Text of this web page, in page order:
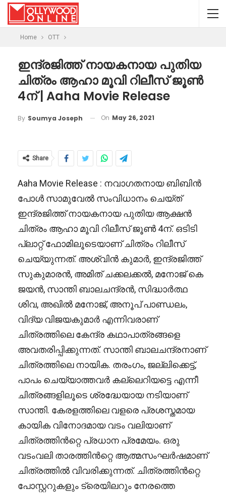
Home OTT
ഇന്ദ്രജിത്ത് നായകനായ പുതിയ
ചിത്രം ആഹാ മൂവി റിലീസ് ജൂൺ
4ന് | Aaha Movie Release
By Soumya Joseph On May 26, 2021
Share
Aaha Movie Release : നവാഗതനായ ബിബിൻ
പോൾ സാമുവേൽ സംവിധാനം ചെയ്ത്
ഇന്ദ്രജിത്ത് നായകനായ പുതിയ ആക്ഷൻ
ചിത്രം ആഹാ മൂവി റിലീസ് ജൂൺ 4ന്. ഒടിടി
പ്ലാറ്റ് ഫോമിലൂടെയാണ് ചിത്രം റിലീസ്
ചെയ്യുന്നത്. അശ്വിൻ കുമാർ, ഇന്ദ്രജിത്ത്
സുകുമാരൻ, അമിത് ചക്കലക്കൽ, മനോജ് കെ
ജയൻ, സാന്തി ബാലചന്ദ്രൻ, സിദ്ധാർത്ഥ
ശിവ, അഖിൽ മനോജ്, അനൂപ് പാണ്ഡലം,
വിദ്യ വിജയകുമാർ എന്നിവരാണ്
ചിത്രത്തിലെ കേന്ദ്ര കഥാപാത്രങ്ങളെ
അവതരിപ്പിക്കുന്നത്. സാന്തി ബാലചന്ദ്രനാണ്
ചിത്രത്തിലെ നായിക. തരംഗം, ജല്ലിക്കെട്ട്,
പാപം ചെയ്യാത്തവർ കല്ലെറിയട്ടെ എന്നീ
ചിത്രങ്ങളിലൂടെ ശ്രദ്ധേയായ നടിയാണ്
സാന്തി. കേരളത്തിലെ വളരെ പ്രശസ്തമായ
കായിക വിനോദമായ വടം വലിയാണ്
ചിത്രത്തിൻറ്റെ പ്രധാന പ്രമേയം. ഒരു
വടംവലി താരത്തിൻറ്റെ ആത്മസംഘർഷമാണ്
ചിത്രത്തിൽ വിവരിക്കുന്നത്. ചിത്രത്തിൻറ്റെ
പോസ്റ്ററുകളും ട്രെയിലറും നേരത്തെ